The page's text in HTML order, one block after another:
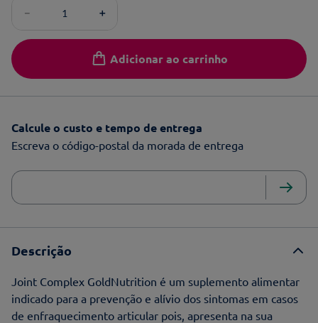
＋
－
Adicionar ao carrinho
Calcule o custo e tempo de entrega
Escreva o código-postal da morada de entrega
Descrição
Joint Complex GoldNutrition é um suplemento alimentar
indicado para a prevenção e alívio dos sintomas em casos
de enfraquecimento articular pois, apresenta na sua